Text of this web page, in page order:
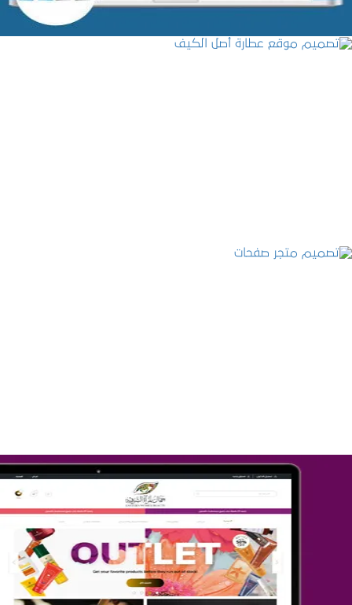
تصميم متجر جمال المرأة الشرقية
التفاصيل